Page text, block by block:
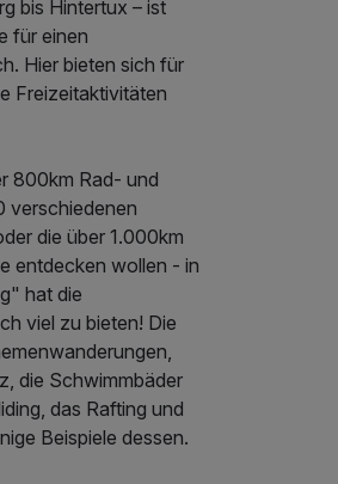
bis Hintertux – ist
für einen
Hier bieten sich für
Freizeitaktivitäten
800km Rad- und
verschiedenen
die über 1.000km
entdecken wollen - in
hat die
viel zu bieten! Die
die Schwimmbäder
das Rafting und
Beispiele dessen.